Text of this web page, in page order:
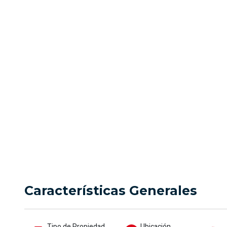
Características Generales